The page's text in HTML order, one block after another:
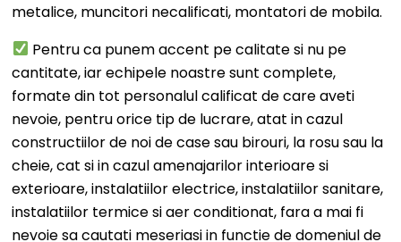
metalice, muncitori necalificati, montatori de mobila.
Pentru ca punem accent pe calitate si nu pe
cantitate, iar echipele noastre sunt complete,
formate din tot personalul calificat de care aveti
nevoie, pentru orice tip de lucrare, atat in cazul
constructiilor de noi de case sau birouri, la rosu sau la
cheie, cat si in cazul amenajarilor interioare si
exterioare, instalatiilor electrice, instalatiilor sanitare,
instalatiilor termice si aer conditionat, fara a mai fi
nevoie sa cautati meseriasi in functie de domeniul de